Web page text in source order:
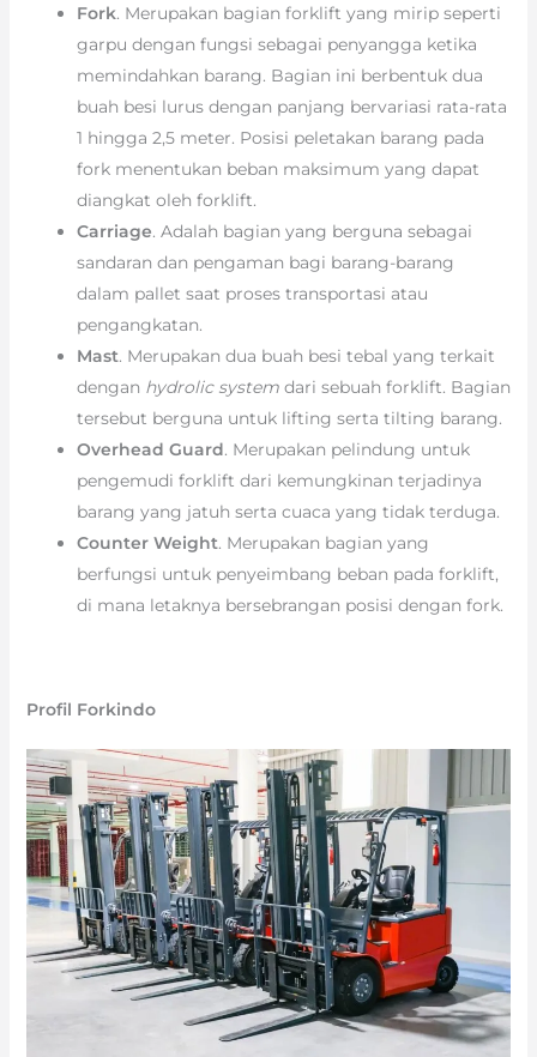
Fork. Merupakan bagian forklift yang mirip seperti
garpu dengan fungsi sebagai penyangga ketika
memindahkan barang. Bagian ini berbentuk dua
buah besi lurus dengan panjang bervariasi rata-rata
1 hingga 2,5 meter. Posisi peletakan barang pada
fork menentukan beban maksimum yang dapat
diangkat oleh forklift.
Carriage. Adalah bagian yang berguna sebagai
sandaran dan pengaman bagi barang-barang
dalam pallet saat proses transportasi atau
pengangkatan.
Mast. Merupakan dua buah besi tebal yang terkait
dengan hydrolic systemdari sebuah forklift. Bagian
tersebut berguna untuk lifting serta tilting barang.
Overhead Guard. Merupakan pelindung untuk
pengemudi forklift dari kemungkinan terjadinya
barang yang jatuh serta cuaca yang tidak terduga.
Counter Weight. Merupakan bagian yang
berfungsi untuk penyeimbang beban pada forklift,
di mana letaknya bersebrangan posisi dengan fork.
Profil Forkindo